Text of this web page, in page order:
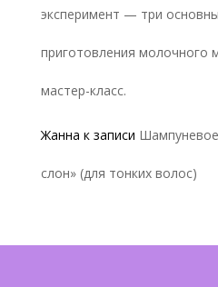
эксперимент — три
приготовления молочного
мастер-класс.
Жанна к записи
слон» (для тонких волос)